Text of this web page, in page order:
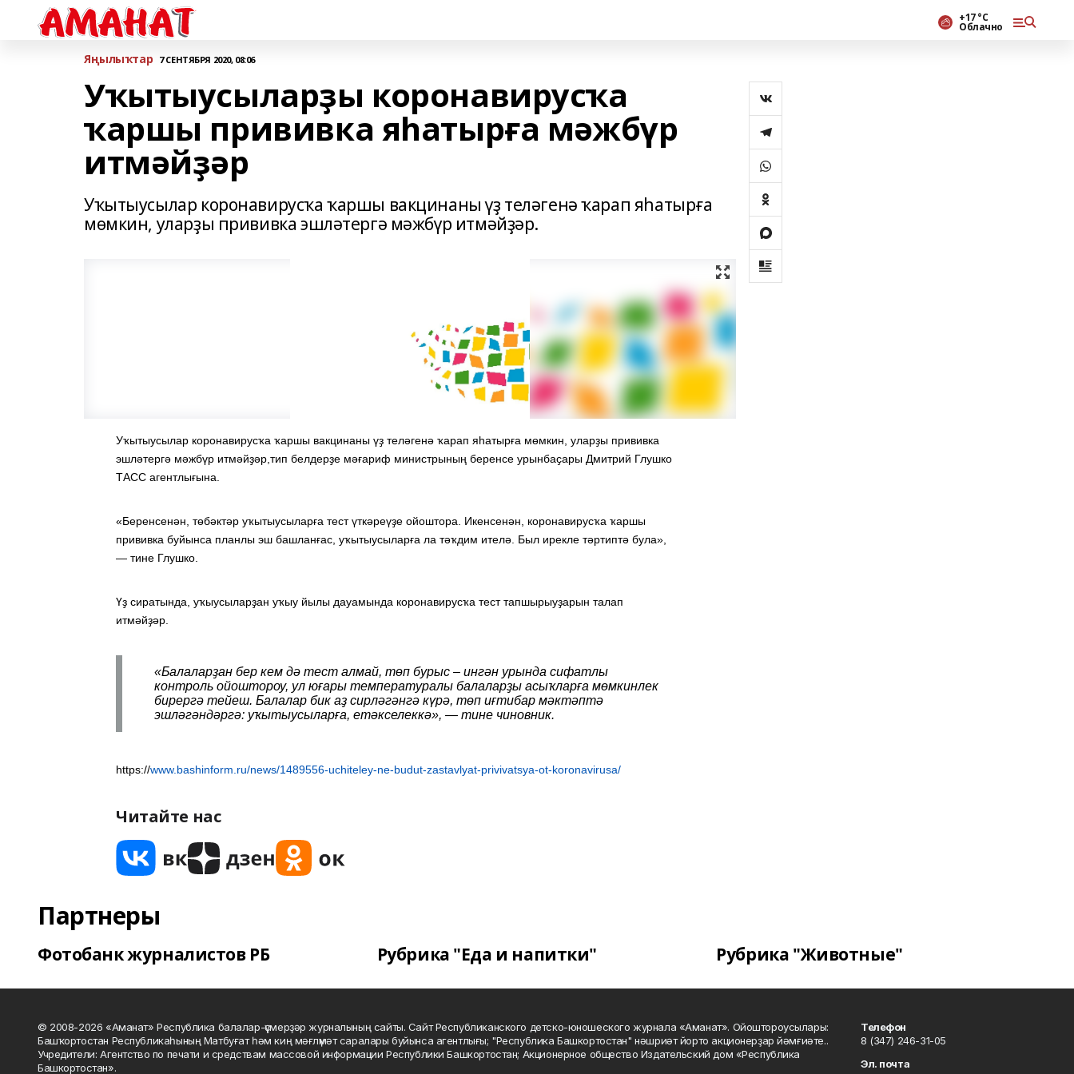
+17 °С
Облачно
Яңылыҡтар 7 СЕНТЯБРЯ 2020, 08:06
Уҡытыусыларҙы коронавирусҡа
ҡаршы прививка яһатырға мәжбүр
итмәйҙәр
Уҡытыусылар коронавирусҡа ҡаршы вакцинаны үҙ теләгенә ҡарап яһатырға
мөмкин, уларҙы прививка эшләтергә мәжбүр итмәйҙәр.
Уҡытыусылар коронавирусҡа ҡаршы вакцинаны үҙ теләгенә ҡарап яһатырға мөмкин, уларҙы прививка
эшләтергә мәжбүр итмәйҙәр,тип белдерҙе мәғариф министрының беренсе урынбаҫары Дмитрий Глушко
ТАСС агентлығына.
«Беренсенән, төбәктәр уҡытыусыларға тест үткәреүҙе ойоштора. Икенсенән, коронавирусҡа ҡаршы
прививка буйынса планлы эш башланғас, уҡытыусыларға ла тәҡдим ителә. Был ирекле тәртиптә була»,
— тине Глушко.
Үҙ сиратында, уҡыусыларҙан уҡыу йылы дауамында коронавирусҡа тест тапшырыуҙарын талап
итмәйҙәр.
«Балаларҙан бер кем дә тест алмай, төп бурыс – ингән урында сифатлы
контроль ойоштороу, ул юғары температуралы балаларҙы асыҡларға мөмкинлек
бирергә тейеш. Балалар бик аҙ сирләгәнгә күрә, төп иғтибар мәктәптә
эшләгәндәргә: уҡытыусыларға, етәкселеккә», — тине чиновник.
https://www.bashinform.ru/news/1489556-uchiteley-ne-budut-zastavlyat-privivatsya-ot-koronavirusa/
Читайте нас
Партнеры
Фотобанк журналистов РБ Рубрика "Еда и напитки" Рубрика "Животные"
© 2008-2026 «Аманат» Республика балалар-үҫмерҙәр журналының сайты. Сайт Республиканского детско-юношеского журнала «Аманат». Ойоштороусылары:
Башҡортостан Республикаһының Матбуғат һәм киң мәғлүмәт саралары буйынса агентлығы; "Республика Башкортостан" нәшриәт йорто акционерҙар йәмғиәте..
Учредители: Агентство по печати и средствам массовой информации Республики Башкортостан; Акционерное общество Издательский дом «Республика
Башкортостан».
Телефон
8 (347) 246-31-05
Эл. почта